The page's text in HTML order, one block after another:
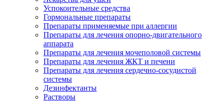
Успокоительные средства
Гормональные препараты
Препараты применяемые при аллергии
Препараты для лечения опорно-двигательного
аппарата
Препараты для лечения мочеполовой системы
Препараты для лечения ЖКТ и печени
Препараты для лечения сердечно-сосудистой
системы
Дезинфектанты
Растворы